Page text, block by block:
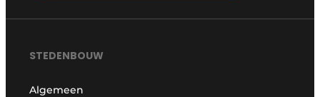
STEDENBOUW
Algemeen